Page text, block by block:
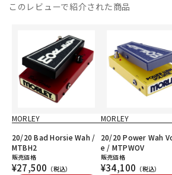
このレビューで紹介された商品
MORLEY
20/20 Bad Horsie Wah /
MTBH2
販売価格
¥27,500 （税込）
MORLEY
20/20 Power Wah
e / MTPWOV
販売価格
¥34,100 （税込）